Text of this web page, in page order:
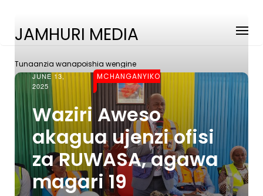
JAMHURI MEDIA
Tunaanzia wanapoishia wengine
JUNE 13,
2025
MCHANGANYIKO
Waziri Aweso
akagua ujenzi ofisi
za RUWASA, agawa
magari 19